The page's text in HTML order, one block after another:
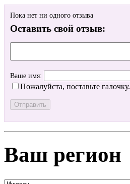
Пока нет ни одного отзыва
Оставить свой отзыв:
Ваше имя:
Пожалуйста, поставьте галочку.
Ваш регион